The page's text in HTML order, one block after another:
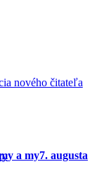
nového čitateľa
a my7. augusta